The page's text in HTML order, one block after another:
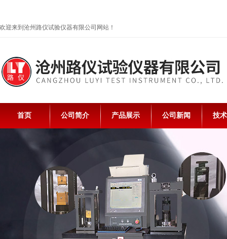
欢迎来到沧州路仪试验仪器有限公司网站！
首页 公司简介 产品展示 公司新闻 技